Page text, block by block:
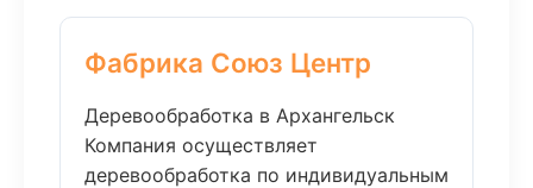
Фабрика Союз Центр
Деревообработка в Архангельск
Компания осуществляет
деревообработка по индивидуальным